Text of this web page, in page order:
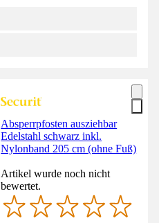
Absperrpfosten ausziehbar
Edelstahl schwarz inkl.
Nylonband 205 cm (ohne Fuß)
Artikel wurde noch nicht
bewertet.